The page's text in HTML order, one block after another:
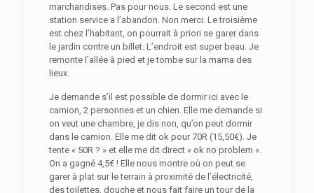
marchandises. Pas pour nous. Le second est une
station service a l’abandon. Non merci. Le troisième
est chez l’habitant, on pourrait à priori se garer dans
le jardin contre un billet. L’endroit est super beau. Je
remonte l’allée à pied et je tombe sur la mama des
lieux.
Je demande s’il est possible de dormir ici avec le
camion, 2 personnes et un chien. Elle me demande si
on veut une chambre, je dis non, qu’on peut dormir
dans le camion. Elle me dit ok pour 70R (15,50€). Je
tente « 50R ? » et elle me dit direct « ok no problem ».
On a gagné 4,5€ ! Elle nous montre où on peut se
garer à plat sur le terrain à proximité de l’électricité,
des toilettes, douche et nous fait faire un tour de la